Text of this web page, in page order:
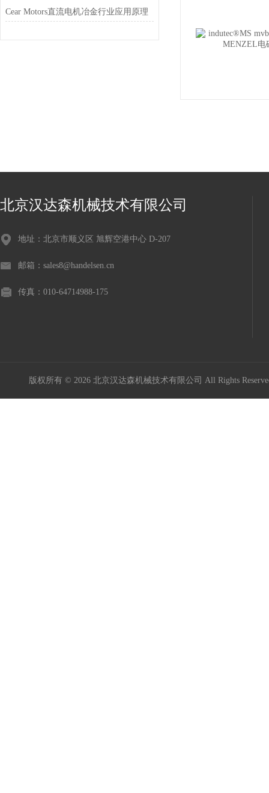
Cear Motors直流电机冶金行业应用原理
北京汉达森机械技术有限公司
地址：北京市顺义区 旭辉空港中心 D-207
邮箱：sales8@handelsen.cn
传真：010-64714988-175
版权所有 © 2026 北京汉达森机械技术有限公司 All Rights